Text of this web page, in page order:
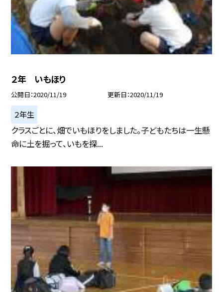
２年 いもほり
公開日 2020/11/19 更新日 2020/11/19
２年生
クラスごとに、畑でいもほりをしました。子どもたちは一生懸
命に土を掘って、いもを探...